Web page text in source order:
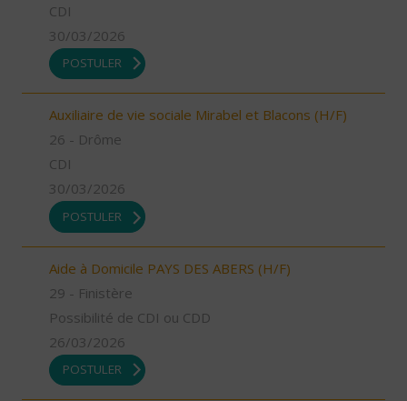
CDI
30/03/2026
POSTULER
Auxiliaire de vie sociale Mirabel et Blacons (H/F)
26 - Drôme
CDI
30/03/2026
POSTULER
Aide à Domicile PAYS DES ABERS (H/F)
29 - Finistère
Possibilité de CDI ou CDD
26/03/2026
POSTULER